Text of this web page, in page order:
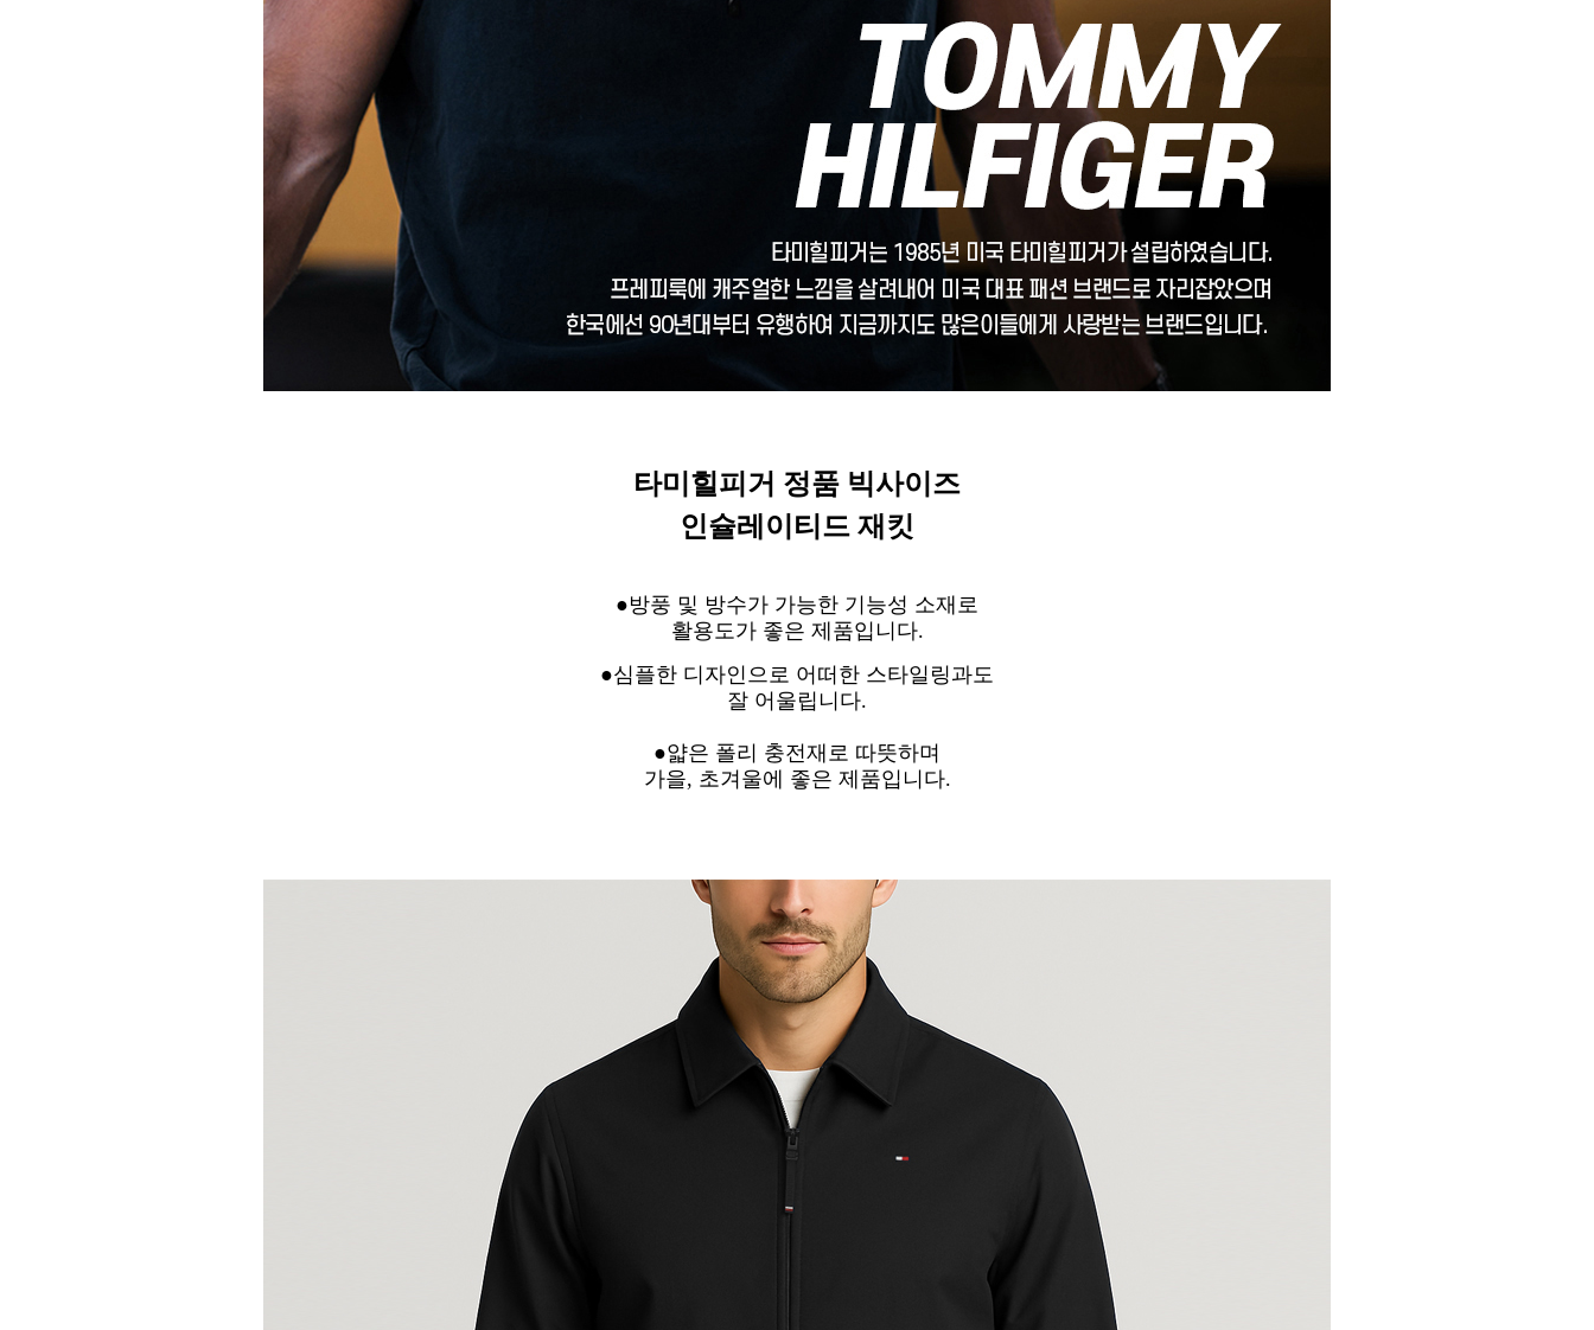
타미힐피거 정품 빅사이즈
인슐레이티드 재킷
●방풍 및 방수가 가능한 기능성 소재로
활용도가 좋은 제품입니다.
●심플한 디자인으로 어떠한 스타일링과도
잘 어울립니다.
●얇은 폴리 충전재로 따뜻하며
가을, 초겨울에 좋은 제품입니다.